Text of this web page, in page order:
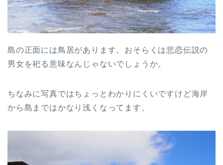
島の正面には鳥居があります。おそらくは悲恋伝説の
男女を祀る意味なんじゃないでしょうか。
ちなみに写真ではちょっとわかりにくいですけど海岸
から島まではかなり浅くなってます。